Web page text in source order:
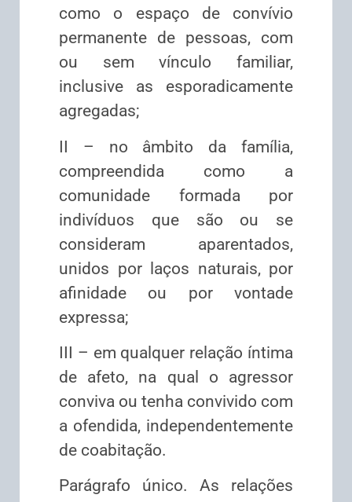
como o espaço de convívio
permanente de pessoas, com
ou sem vínculo familiar,
inclusive as esporadicamente
agregadas;
II – no âmbito da família,
compreendida como a
comunidade formada por
indivíduos que são ou se
consideram aparentados,
unidos por laços naturais, por
afinidade ou por vontade
expressa;
III – em qualquer relação íntima
de afeto, na qual o agressor
conviva ou tenha convivido com
a ofendida, independentemente
de coabitação.
Parágrafo único. As relações